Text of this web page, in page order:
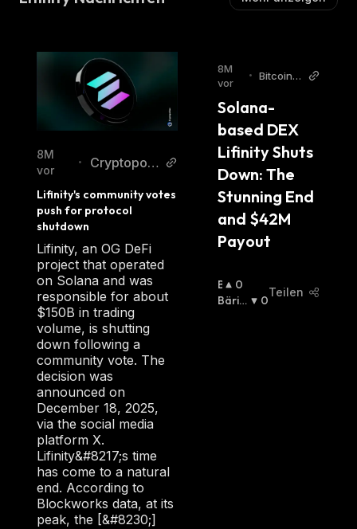
8M
vor
•
Cryptopolit
Lifinity's community votes
push for protocol
shutdown
Lifinity, an OG DeFi
project that operated
on Solana and was
responsible for about
$150B in trading
volume, is shutting
down following a
community vote. The
decision was
announced on
December 18, 2025,
via the social media
platform X.
Lifinity&#8217;s time
has come to a natural
end. According to
Blockworks data, at its
peak, the [&#8230;]
8M
vor
•
Bitcoin
Solana-
based DEX
Lifinity Shuts
Down: The
Stunning End
and $42M
Payout
B
U
0
Bäris
0
Teilen